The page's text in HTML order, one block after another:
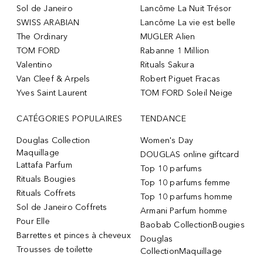
Sol de Janeiro
SWISS ARABIAN
The Ordinary
TOM FORD
Valentino
Van Cleef & Arpels
Yves Saint Laurent
Lancôme La Nuit Trésor
Lancôme La vie est belle
MUGLER Alien
Rabanne 1 Million
Rituals Sakura
Robert Piguet Fracas
TOM FORD Soleil Neige
CATÉGORIES POPULAIRES
Douglas Collection
Maquillage
Lattafa Parfum
Rituals Bougies
Rituals Coffrets
Sol de Janeiro Coffrets
Pour Elle
Barrettes et pinces à cheveux
Trousses de toilette
TENDANCE
Women's Day
DOUGLAS online giftcard
Top 10 parfums
Top 10 parfums femme
Top 10 parfums homme
Armani Parfum homme
Baobab CollectionBougies
Douglas
CollectionMaquillage